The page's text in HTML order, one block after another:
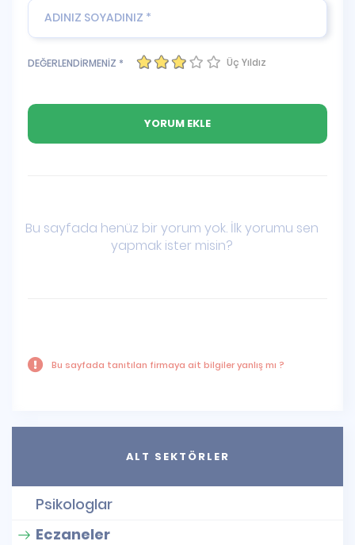
DEĞERLENDİRMENİZ * Üç Yıldız
Bu sayfada henüz bir yorum yok. İlk yorumu sen
yapmak ister misin?
Bu sayfada tanıtılan firmaya ait bilgiler yanlış mı ?
ALT SEKTÖRLER
Psikologlar
Eczaneler